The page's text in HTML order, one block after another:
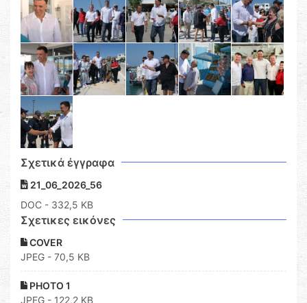
Σχετικά έγγραφα
21_06_2026_56
DOC - 332,5 KB
Σχετικες εικόνες
COVER
JPEG - 70,5 KB
PHOTO 1
JPEG - 122,2 KB